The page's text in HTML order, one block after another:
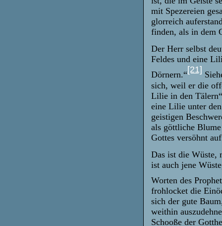
mit Spezereien
glorreich
finden, als in dem
Der Herr selbst
Feldes und eine
Dörnern.“
[21]
sich, weil er die
Lilie in den
eine Lilie unter
geistigen
als göttliche
Gottes versöhnt
Das ist die Wüste,
ist auch jene
Worten des
frohlocket die
sich der gute
weithin
Schooße der